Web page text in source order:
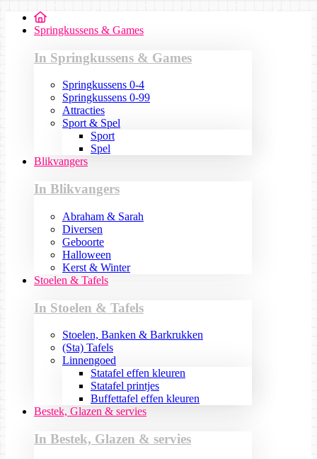
Springkussens & Games
In Springkussens & Games
Springkussens 0-4
Springkussens 0-99
Attracties
Sport & Spel
Sport
Spel
Blikvangers
In Blikvangers
Abraham & Sarah
Diversen
Geboorte
Halloween
Kerst & Winter
Stoelen & Tafels
In Stoelen & Tafels
Stoelen, Banken & Barkrukken
(Sta) Tafels
Linnengoed
Statafel effen kleuren
Statafel printjes
Buffettafel effen kleuren
Bestek, Glazen & servies
In Bestek, Glazen & servies